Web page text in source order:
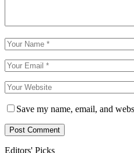
Save my name, email, and
Editors' Picks